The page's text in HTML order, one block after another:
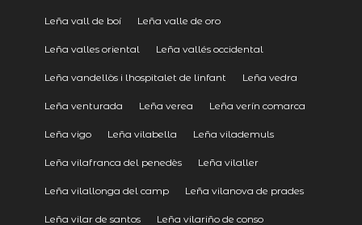
Leña vall de boí Leña valle de oro
Leña valles oriental Leña vallés occidental
Leña vandellòs i lhospitalet de linfant Leña vedra
Leña venturada Leña verea Leña verín comarca
Leña vigo Leña vilabella Leña vilademuls
Leña vilafranca del penedès Leña vilaller
Leña vilallonga del camp Leña vilanova de prades
Leña vilar de santos Leña vilariño de conso